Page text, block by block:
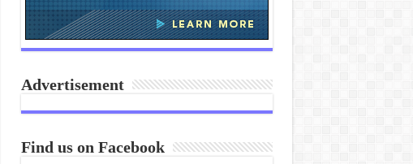
Advertisement
Find us on Facebook